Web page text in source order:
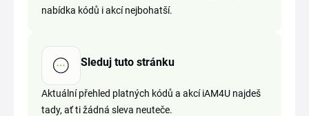
nabídka kódů i akcí nejbohatší.
Sleduj tuto stránku
Aktuální přehled platných kódů a akcí iAM4U najdeš
tady, ať ti žádná sleva neuteče.